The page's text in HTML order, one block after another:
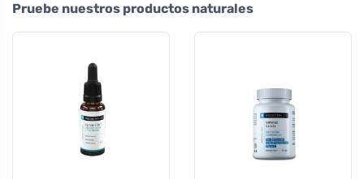
Pruebe nuestros productos naturales